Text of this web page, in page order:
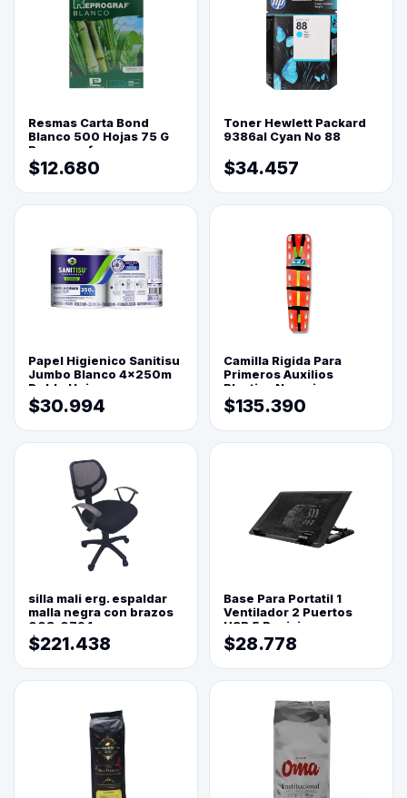
Resmas Carta Bond
Blanco 500 Hojas 75 G
Reprograf.
$12.680
Toner Hewlett Packard
9386al Cyan No 88
$34.457
Papel Higienico Sanitisu
Jumbo Blanco 4x250m
Doble Hoja
$30.994
Camilla Rigida Para
Primeros Auxilios
Plastica Naranja
$135.390
silla mali erg. espaldar
malla negra con brazos
003-0794
$221.438
Base Para Portatil 1
Ventilador 2 Puertos
USB 5 Posiciones
$28.778